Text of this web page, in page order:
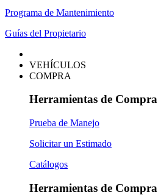
Programa de Mantenimiento
Guías del Propietario
VEHÍCULOS
COMPRA
Herramientas de Compra
Prueba de Manejo
Solicitar un Estimado
Catálogos
Herramientas de Compra